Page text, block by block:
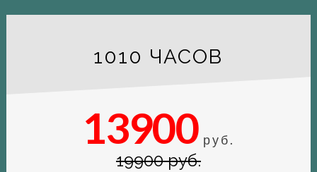
1010 ЧАСОВ
13900 руб.
19900 руб.